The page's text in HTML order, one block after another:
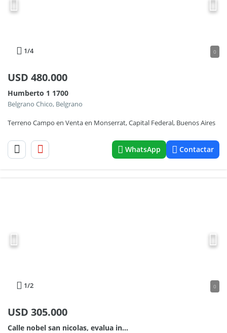
1/4 0
USD 480.000
Humberto 1 1700
Belgrano Chico, Belgrano
Terreno Campo en Venta en Monserrat, Capital Federal, Buenos Aires
WhatsApp Contactar
1/2 0
USD 305.000
Calle nobel san nicolas, evalua inmueble parte y financiacion